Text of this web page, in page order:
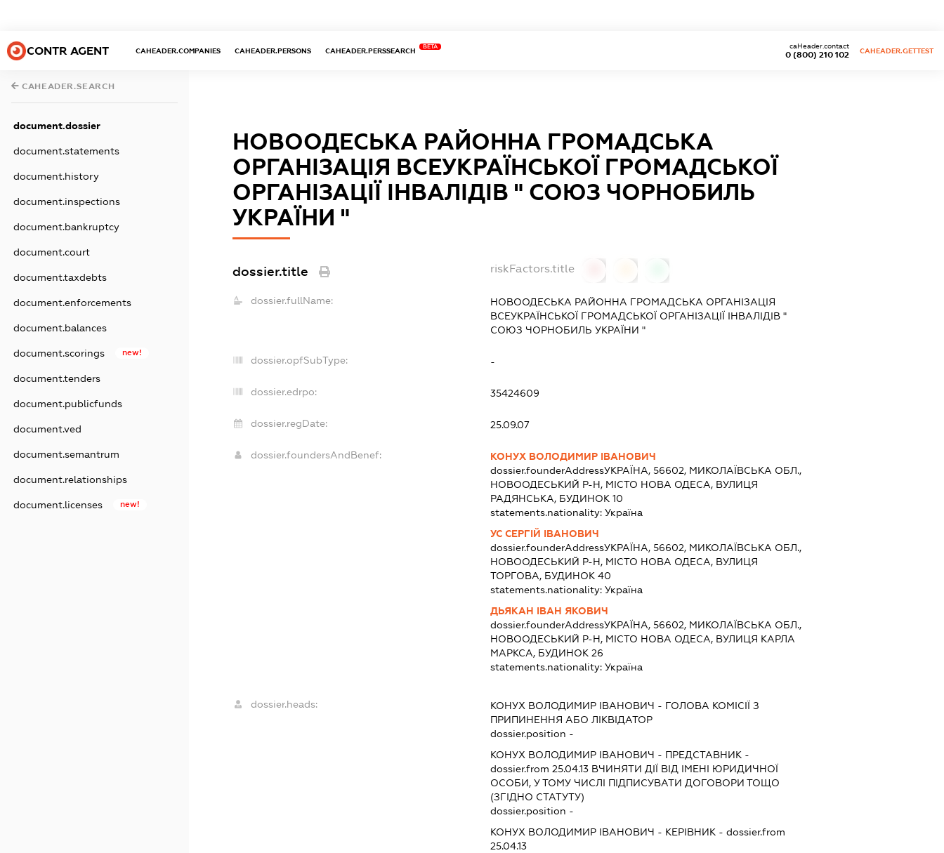
CONTR AGENT CAHEADER.COMPANIES CAHEADER.PERSONS CAHEADER.PERSSEARCH
BETA
0 (800) 210 102
caHeader.contact
CAHEADER.GETTEST
CAHEADER.SEARCH
document.dossier
document.statements
document.history
document.inspections
document.bankruptcy
document.court
document.taxdebts
document.enforcements
document.balances
document.scorings new!
document.tenders
document.publicfunds
document.ved
document.semantrum
document.relationships
document.licenses new!
НОВООДЕСЬКА РАЙОННА ГРОМАДСЬКА
ОРГАНІЗАЦІЯ ВСЕУКРАЇНСЬКОЇ ГРОМАДСЬКОЇ
ОРГАНІЗАЦІЇ ІНВАЛІДІВ " СОЮЗ ЧОРНОБИЛЬ
УКРАЇНИ "
dossier.title riskFactors.title
dossier.fullName:
НОВООДЕСЬКА РАЙОННА ГРОМАДСЬКА ОРГАНІЗАЦІЯ
ВСЕУКРАЇНСЬКОЇ ГРОМАДСЬКОЇ ОРГАНІЗАЦІЇ ІНВАЛІДІВ "
СОЮЗ ЧОРНОБИЛЬ УКРАЇНИ "
dossier.opfSubType: -
dossier.edrpo: 35424609
dossier.regDate: 25.09.07
dossier.foundersAndBenef:
КОНУХ ВОЛОДИМИР ІВАНОВИЧ
dossier.founderAddressУКРАЇНА, 56602, МИКОЛАЇВСЬКА ОБЛ.,
НОВООДЕСЬКИЙ Р-Н, МІСТО НОВА ОДЕСА, ВУЛИЦЯ
РАДЯНСЬКА, БУДИНОК 10
statements.nationality:Україна
УС СЕРГІЙ ІВАНОВИЧ
dossier.founderAddressУКРАЇНА, 56602, МИКОЛАЇВСЬКА ОБЛ.,
НОВООДЕСЬКИЙ Р-Н, МІСТО НОВА ОДЕСА, ВУЛИЦЯ
ТОРГОВА, БУДИНОК 40
statements.nationality:Україна
ДЬЯКАН ІВАН ЯКОВИЧ
dossier.founderAddressУКРАЇНА, 56602, МИКОЛАЇВСЬКА ОБЛ.,
НОВООДЕСЬКИЙ Р-Н, МІСТО НОВА ОДЕСА, ВУЛИЦЯ КАРЛА
МАРКСА, БУДИНОК 26
statements.nationality:Україна
dossier.heads: КОНУХ ВОЛОДИМИР ІВАНОВИЧ - ГОЛОВА КОМІСІЇ З
ПРИПИНЕННЯ АБО ЛІКВІДАТОР
dossier.position -
КОНУХ ВОЛОДИМИР ІВАНОВИЧ - ПРЕДСТАВНИК -
dossier.from 25.04.13 ВЧИНЯТИ ДІЇ ВІД ІМЕНІ ЮРИДИЧНОЇ
ОСОБИ, У ТОМУ ЧИСЛІ ПІДПИСУВАТИ ДОГОВОРИ ТОЩО
(ЗГІДНО СТАТУТУ)
dossier.position -
КОНУХ ВОЛОДИМИР ІВАНОВИЧ - КЕРІВНИК - dossier.from
25.04.13